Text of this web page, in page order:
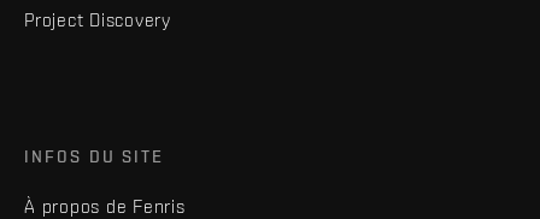
Project Discovery
INFOS DU SITE
À propos de Fenris